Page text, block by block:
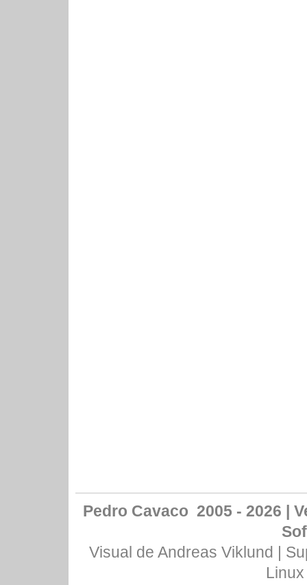
Pedro Cavaco 2005 - 2026 |
Visual de Andreas Viklund |
Linux